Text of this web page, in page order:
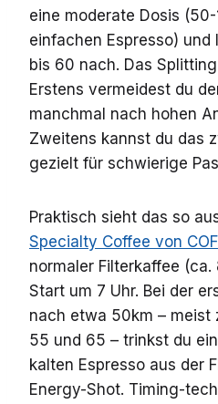
eine moderate Dosis
einfachen Espresso)
bis 60 nach. Das
Erstens vermeidest du
manchmal nach hohen
Zweitens kannst du das
gezielt für schwierige
Praktisch sieht das so
Specialty Coffee von
normaler Filterkaffee
Start um 7 Uhr. Bei der
nach etwa 50km – meist
55 und 65 – trinkst du
kalten Espresso aus der
Energy-Shot. Timing-